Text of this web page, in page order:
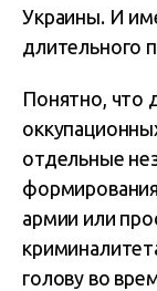
Украины. И
длительного
Понятно, что
отдельные
формирования
армии или
голову во